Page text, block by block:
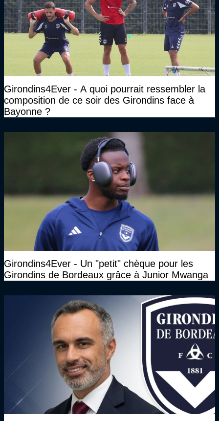
Girondins4Ever - A quoi pourrait ressembler la
composition de ce soir des Girondins face à
Bayonne ?
Girondins4Ever - Un "petit" chèque pour les
Girondins de Bordeaux grâce à Junior Mwanga